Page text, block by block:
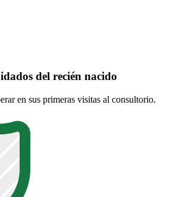
del recién nacido
en sus primeras visitas al consultorio.